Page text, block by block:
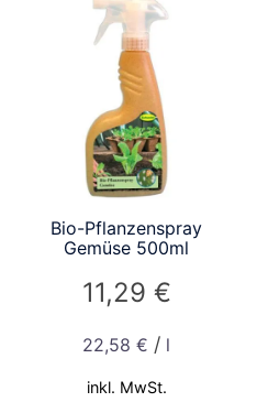
Bio-Pflanzenspray
Gemüse 500ml
11,29 €
22,58€ / l
inkl. MwSt.